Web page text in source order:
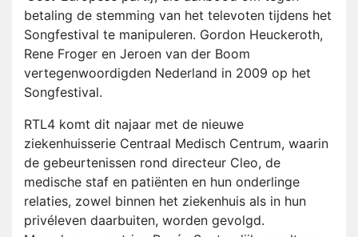
betaling de stemming van het televoten tijdens het
Songfestival te manipuleren. Gordon Heuckeroth,
Rene Froger en Jeroen van der Boom
vertegenwoordigden Nederland in 2009 op het
Songfestival.
RTL4 komt dit najaar met de nieuwe
ziekenhuisserie Centraal Medisch Centrum, waarin
de gebeurtenissen rond directeur Cleo, de
medische staf en patiënten en hun onderlinge
relaties, zowel binnen het ziekenhuis als in hun
privéleven daarbuiten, worden gevolgd.